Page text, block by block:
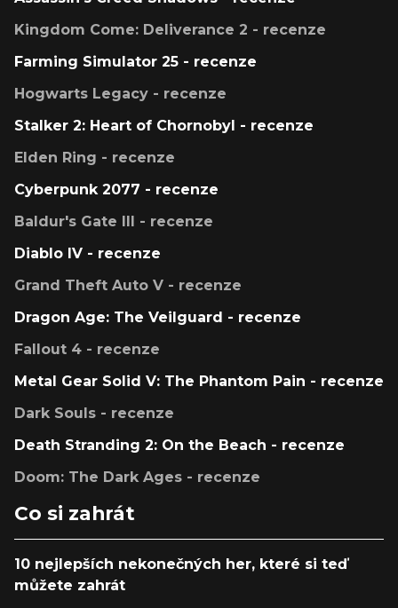
Kingdom Come: Deliverance 2 - recenze
Farming Simulator 25 - recenze
Hogwarts Legacy - recenze
Stalker 2: Heart of Chornobyl - recenze
Elden Ring - recenze
Cyberpunk 2077 - recenze
Baldur's Gate III - recenze
Diablo IV - recenze
Grand Theft Auto V - recenze
Dragon Age: The Veilguard - recenze
Fallout 4 - recenze
Metal Gear Solid V: The Phantom Pain - recenze
Dark Souls - recenze
Death Stranding 2: On the Beach - recenze
Doom: The Dark Ages - recenze
Co si zahrát
10 nejlepších nekonečných her, které si teď
můžete zahrát